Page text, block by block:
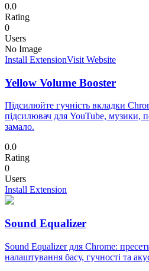
0.0
Rating
0
Users
No Image
Install ExtensionVisit Website
Yellow Volume Booster
Підсилюйте гучність вкладки
підсилювач для YouTube, музики,
замало.
0.0
Rating
0
Users
Install Extension
Sound Equalizer
Sound Equalizer для Chrome:
налаштування басу, гучності та